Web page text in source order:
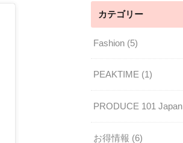
カテゴリー
Fashion (5)
PEAKTIME (1)
PRODUCE 101 Japan
お得情報 (6)